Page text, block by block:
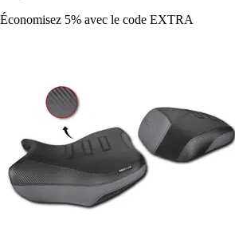
Économisez 5% avec le code EXTRA